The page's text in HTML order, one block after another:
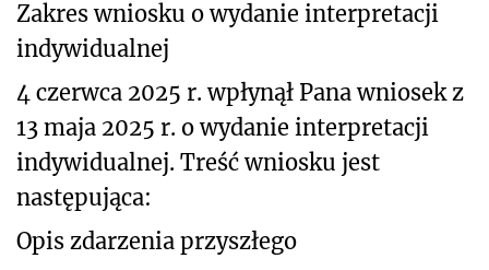
Zakres wniosku o wydanie interpretacji
indywidualnej
4 czerwca 2025 r. wpłynął Pana wniosek z
13 maja 2025 r. o wydanie interpretacji
indywidualnej. Treść wniosku jest
następująca:
Opis zdarzenia przyszłego